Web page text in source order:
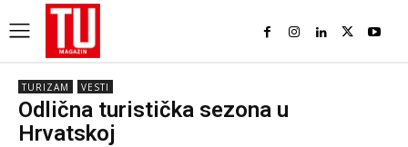
TURIZAM VESTI
Odlična turistička sezona u
Hrvatskoj